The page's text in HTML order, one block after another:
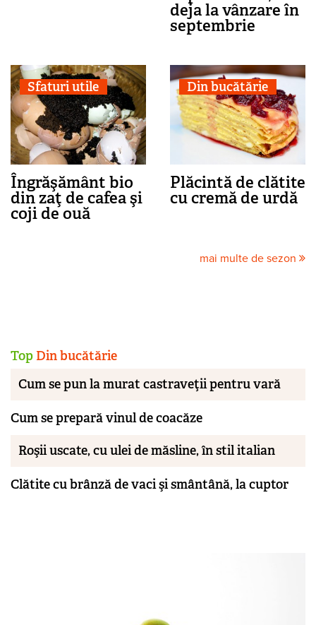
deja la vânzare în
septembrie
Sfaturi utile
Îngrăşământ bio
din zaţ de cafea şi
coji de ouă
Din bucătărie
Plăcintă de clătite
cu cremă de urdă
mai multe de sezon
Top Din bucătărie
Cum se pun la murat castraveţii pentru vară
Cum se prepară vinul de coacăze
Roşii uscate, cu ulei de măsline, în stil italian
Clătite cu brânză de vaci şi smântână, la cuptor